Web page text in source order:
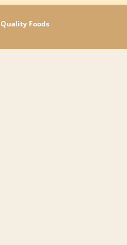
Quality Foods